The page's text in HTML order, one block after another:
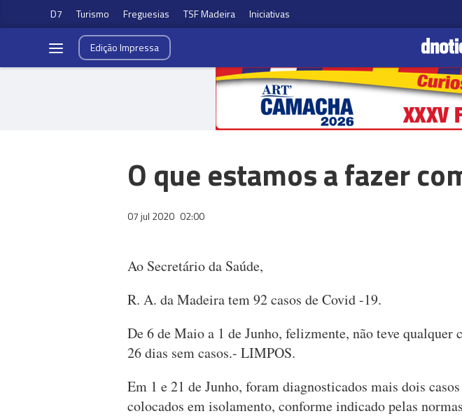
D7 Turismo Freguesias TSF Madeira Iniciativas
EdiçãoImpressa
O que estamos a fazer
07 jul 2020 02:00
Ao Secretário da Saúde,
R. A. da Madeira tem 92 casos de Covid -19.
De 6 de Maio a 1 de Junho, felizmente, não teve qualquer
26 dias sem casos.- LIMPOS.
Em 1 e 21 de Junho, foram diagnosticados mais dois
colocados em isolamento, conforme indicado pelas